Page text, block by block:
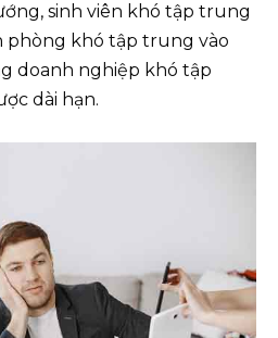
sinh viên khó tập trung
phòng khó tập trung vào
doanh nghiệp khó tập
dài hạn.